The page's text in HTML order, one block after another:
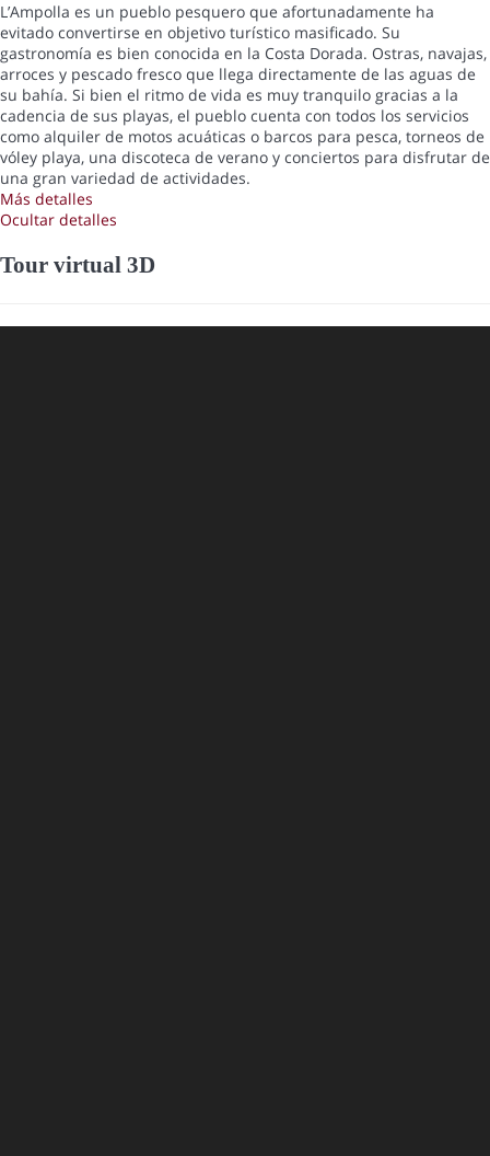
L’Ampolla es un pueblo pesquero que afortunadamente ha
evitado convertirse en objetivo turístico masificado. Su
gastronomía es bien conocida en la Costa Dorada. Ostras, navajas,
arroces y pescado fresco que llega directamente de las aguas de
su bahía. Si bien el ritmo de vida es muy tranquilo gracias a la
cadencia de sus playas, el pueblo cuenta con todos los servicios
como alquiler de motos acuáticas o barcos para pesca, torneos de
vóley playa, una discoteca de verano y conciertos para disfrutar de
una gran variedad de actividades.
Más detalles
Ocultar detalles
Tour virtual 3D